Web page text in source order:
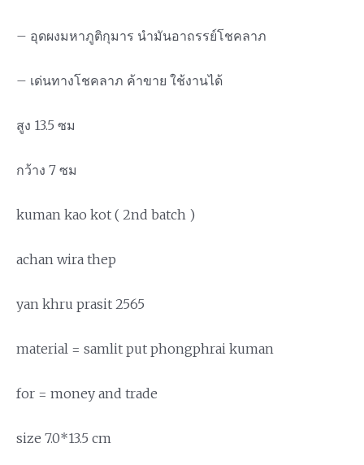
– อุดผงมหาภูติกุมาร นำมันอาถรรย์โชคลาภ
– เด่นทางโชคลาภ ค้าขาย ใช้งานได้
สูง 13.5 ซม
กว้าง 7 ซม
kuman kao kot ( 2nd batch )
achan wira thep
yan khru prasit 2565
material = samlit put phongphrai kuman
for = money and trade
size 7.0*13.5 cm